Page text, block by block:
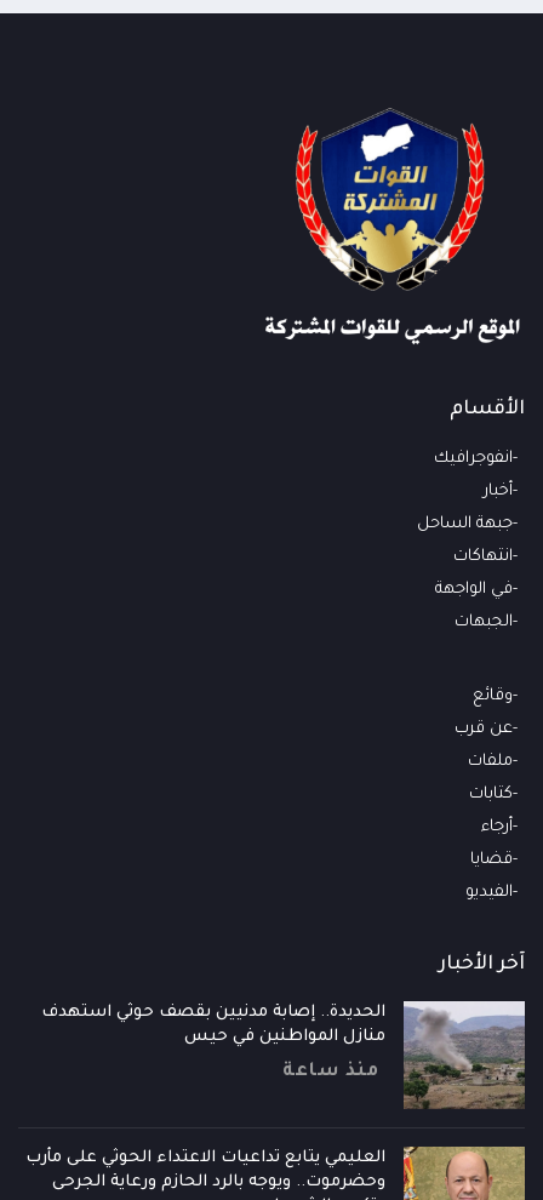
الأقسام
انفوجرافيك
أخبار
جبهة الساحل
انتهاكات
في الواجهة
الجبهات
وقائع
عن قرب
ملفات
كتابات
أرجاء
قضايا
الفيديو
آخر الأخبار
الحديدة.. إصابة مدنيين بقصف حوثي استهدف
منازل المواطنين في حيس
منذ ساعة
العليمي يتابع تداعيات الاعتداء الحوثي على مأرب
وحضرموت.. ويوجه بالرد الحازم ورعاية الجرحى